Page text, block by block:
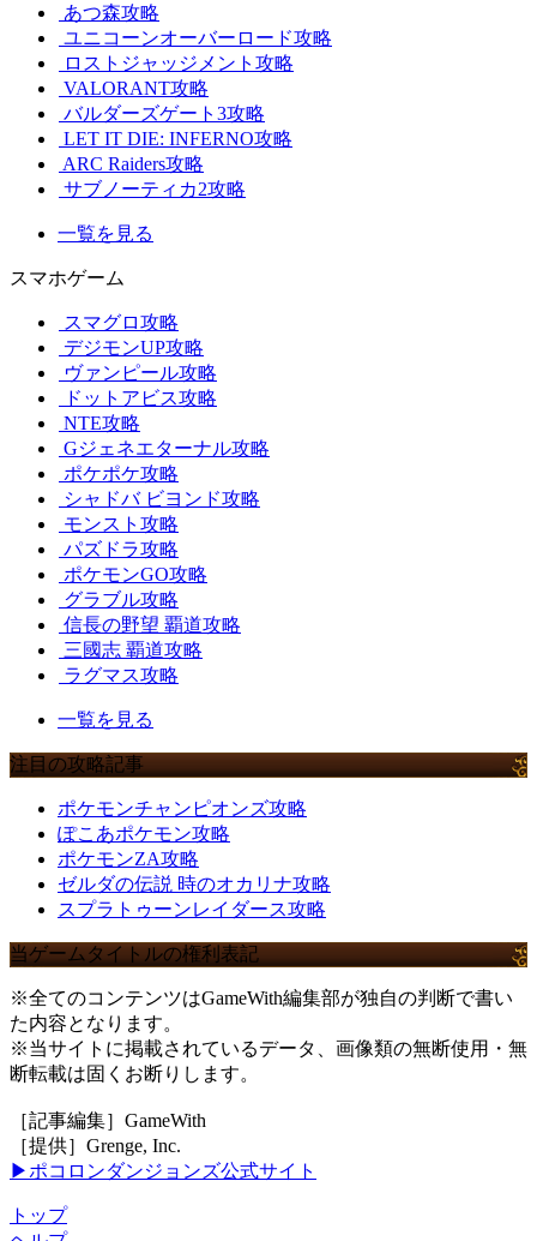
あつ森攻略
ユニコーンオーバーロード攻略
ロストジャッジメント攻略
VALORANT攻略
バルダーズゲート3攻略
LET IT DIE: INFERNO攻略
ARC Raiders攻略
サブノーティカ2攻略
一覧を見る
スマホゲーム
スマグロ攻略
デジモンUP攻略
ヴァンピール攻略
ドットアビス攻略
NTE攻略
Gジェネエターナル攻略
ポケポケ攻略
シャドバ ビヨンド攻略
モンスト攻略
パズドラ攻略
ポケモンGO攻略
グラブル攻略
信長の野望 覇道攻略
三國志 覇道攻略
ラグマス攻略
一覧を見る
注目の攻略記事
ポケモンチャンピオンズ攻略
ぽこあポケモン攻略
ポケモンZA攻略
ゼルダの伝説 時のオカリナ攻略
スプラトゥーンレイダース攻略
当ゲームタイトルの権利表記
※全てのコンテンツはGameWith編集部が独自の判断で書い
た内容となります。
※当サイトに掲載されているデータ、画像類の無断使用・無
断転載は固くお断りします。
［記事編集］GameWith
［提供］Grenge, Inc.
▶ポコロンダンジョンズ公式サイト
トップ